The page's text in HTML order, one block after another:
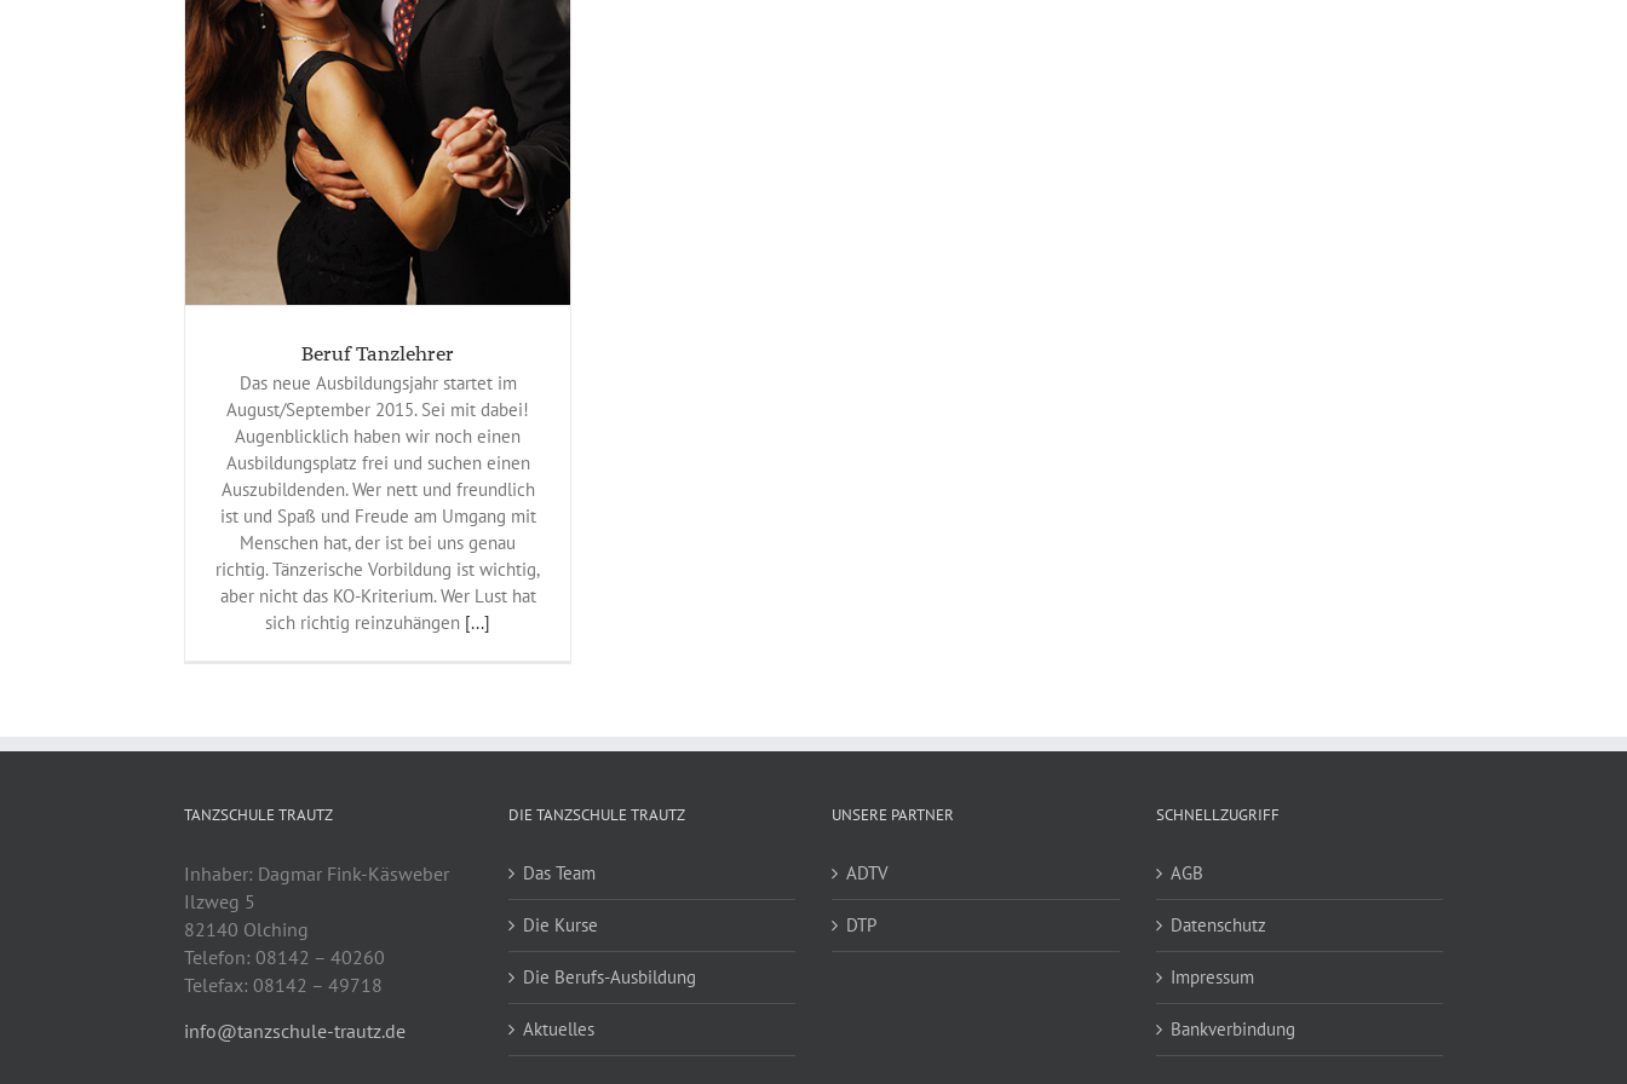
Beruf Tanzlehrer
Das neue Ausbildungsjahr startet im
August/September 2015. Sei mit dabei!
Augenblicklich haben wir noch einen
Ausbildungsplatz frei und suchen einen
Auszubildenden. Wer nett und freundlich
ist und Spaß und Freude am Umgang mit
Menschen hat, der ist bei uns genau
richtig. Tänzerische Vorbildung ist wichtig,
aber nicht das KO-Kriterium. Wer Lust hat
sich richtig reinzuhängen [...]
TANZSCHULE TRAUTZ
Inhaber: Dagmar Fink-Käsweber
Ilzweg 5
82140 Olching
Telefon: 08142 – 40260
Telefax: 08142 – 49718
info@tanzschule-trautz.de
DIE TANZSCHULE TRAUTZ
Das Team
Die Kurse
Die Berufs-Ausbildung
Aktuelles
UNSERE PARTNER
ADTV
DTP
SCHNELLZUGRIFF
AGB
Datenschutz
Impressum
Bankverbindung